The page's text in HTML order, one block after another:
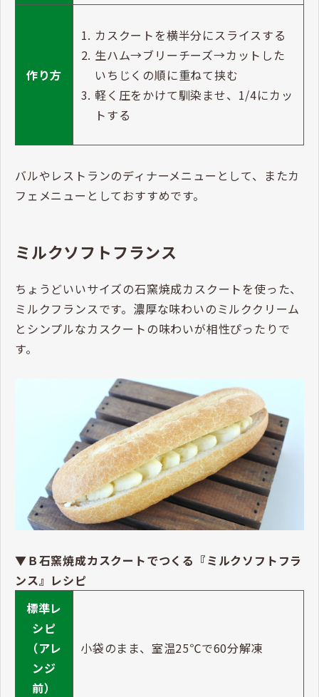
作り方
カスクートを横半分にスライスする
生ハム→ブリーチーズ→カットした
いちじくの順に重ねて挟む
軽く圧をかけて馴染ませ、1/4にカッ
トする
バルやレストランのディナーメニューとして、またカ
フェメニューとしておすすめです。
ミルクソフトフランス
ちょうどいいサイズの石窯焼成カスクートを使った、
ミルクフランスです。濃厚な味わいのミルククリーム
とシンプルなカスクートの味わいが相性ぴったりで
す。
▼Ｂ石窯焼成カスクートでつくる『ミルクソフトフラ
ンス』レシピ
標準レ
シピ
（アレ
ンジ
前）
小袋のまま、室温25℃で60分解凍